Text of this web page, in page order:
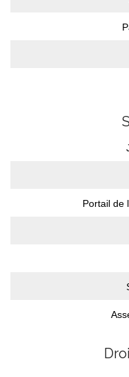
Portail de